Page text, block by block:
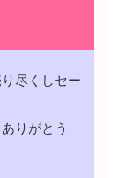
尽くしセー
りがとう